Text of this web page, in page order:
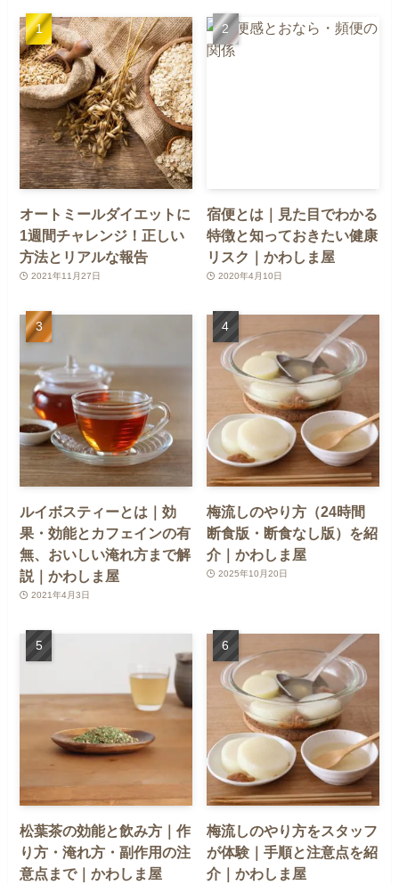
オートミールダイエットに
1週間チャレンジ！正しい
方法とリアルな報告
2021年11月27日
宿便とは｜見た目でわかる
特徴と知っておきたい健康
リスク｜かわしま屋
2020年4月10日
ルイボスティーとは｜効
果・効能とカフェインの有
無、おいしい淹れ方まで解
説｜かわしま屋
2021年4月3日
梅流しのやり方（24時間
断食版・断食なし版）を紹
介｜かわしま屋
2025年10月20日
松葉茶の効能と飲み方｜作
り方・淹れ方・副作用の注
意点まで｜かわしま屋
梅流しのやり方をスタッフ
が体験｜手順と注意点を紹
介｜かわしま屋